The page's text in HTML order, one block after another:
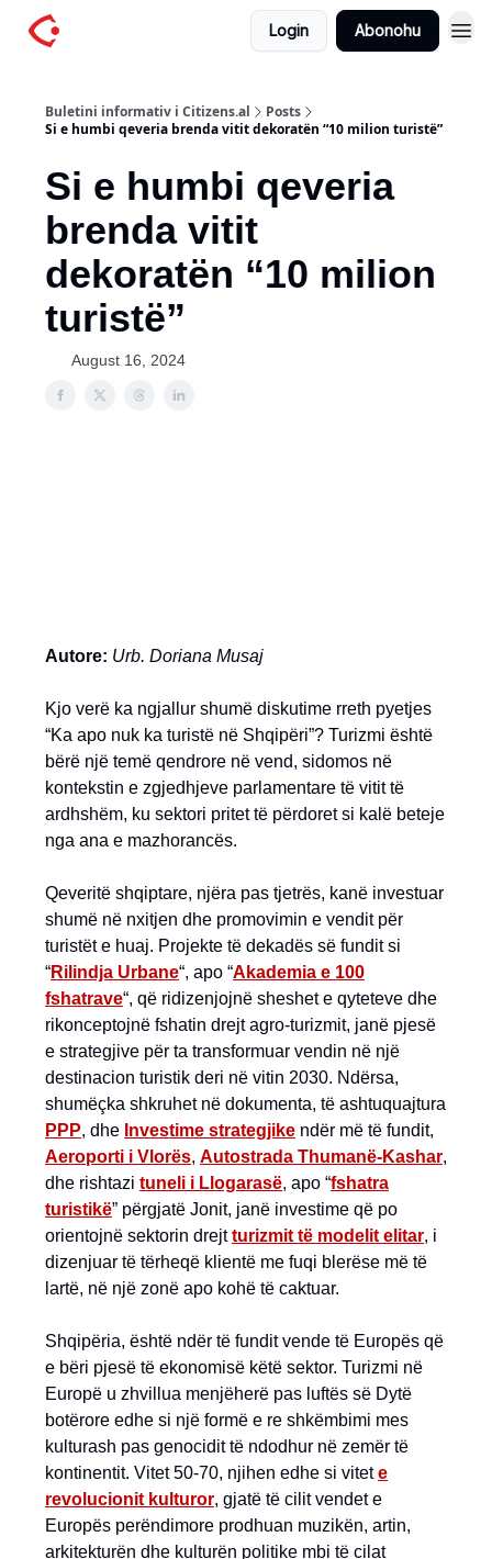
Login Abonohu
Buletini informativ i Citizens.al
Posts
Si e humbi qeveria brenda vitit dekoratën “10 milion turistë”
Si e humbi qeveria
brenda vitit
dekoratën “10 milion
turistë”
August 16, 2024
Autore: Urb. Doriana Musaj
Kjo verë ka ngjallur shumë diskutime rreth pyetjes
“Ka apo nuk ka turistë në Shqipëri”? Turizmi është
bërë një temë qendrore në vend, sidomos në
kontekstin e zgjedhjeve parlamentare të vitit të
ardhshëm, ku sektori pritet të përdoret si kalë beteje
nga ana e mazhorancës.
Qeveritë shqiptare, njëra pas tjetrës, kanë investuar
shumë në nxitjen dhe promovimin e vendit për
turistët e huaj. Projekte të dekadës së fundit si
“Rilindja Urbane“, apo “Akademia e 100
fshatrave“, që ridizenjojnë sheshet e qyteteve dhe
rikonceptojnë fshatin drejt agro-turizmit, janë pjesë
e strategjive për ta transformuar vendin në një
destinacion turistik deri në vitin 2030. Ndërsa,
shumëçka shkruhet në dokumenta, të ashtuquajtura
PPP, dhe Investime strategjike ndër më të fundit,
Aeroporti i Vlorës, Autostrada Thumanë-Kashar,
dhe rishtazi tuneli i Llogarasë, apo “fshatra
turistikë” përgjatë Jonit, janë investime që po
orientojnë sektorin drejtturizmit të modelit elitar, i
dizenjuar të tërheqë klientë me fuqi blerëse më të
lartë, në një zonë apo kohë të caktuar.
Shqipëria, është ndër të fundit vende të Europës që
e bëri pjesë të ekonomisë këtë sektor. Turizmi në
Europë u zhvillua menjëherë pas luftës së Dytë
botërore edhe si një formë e re shkëmbimi mes
kulturash pas genocidit të ndodhur në zemër të
kontinentit. Vitet 50-70, njihen edhe si vitete
revolucionit kulturor, gjatë të cilit vendet e
Europës perëndimore prodhuan muzikën, artin,
arkitekturën dhe kulturën politike mbi të cilat